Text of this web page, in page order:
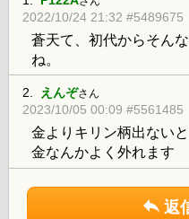
2022/10/24 21:32 #5489675
蒼天て、初代からそん
ね。
2. えんぞさん
2023/10/05 00:09 #5561485
金よりキリン柄出ない
金なんかよく外れます
返